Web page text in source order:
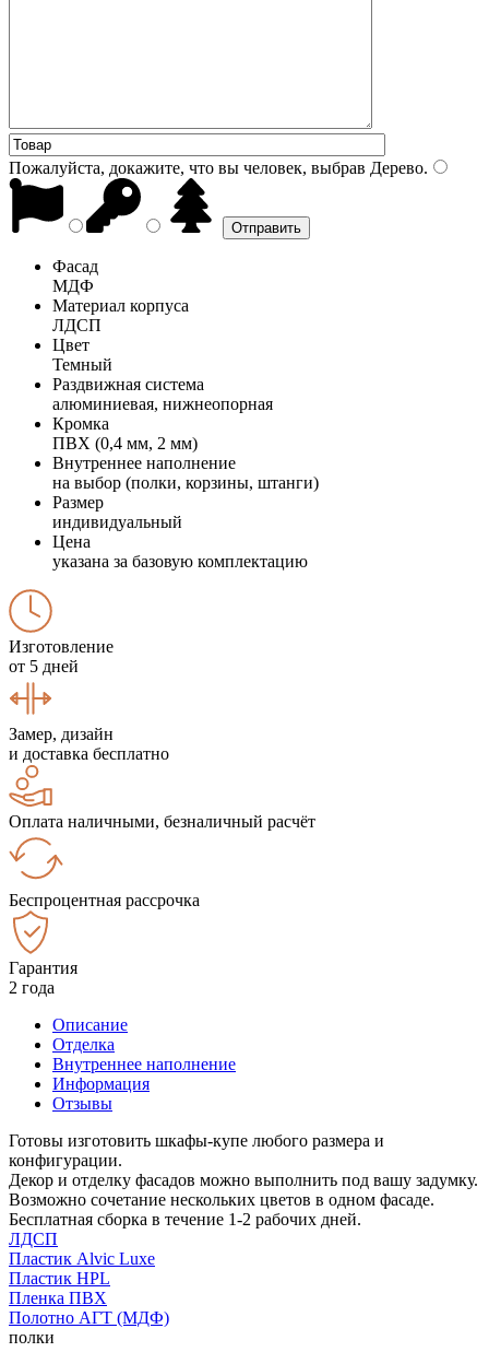
Пожалуйста, докажите, что вы человек, выбрав Дерево.
Фасад
МДФ
Материал корпуса
ЛДСП
Цвет
Темный
Раздвижная система
алюминиевая, нижнеопорная
Кромка
ПВХ (0,4 мм, 2 мм)
Внутреннее наполнение
на выбор (полки, корзины, штанги)
Размер
индивидуальный
Цена
указана за базовую комплектацию
Изготовление
от 5 дней
Замер, дизайн
и доставка бесплатно
Оплата наличными, безналичный расчёт
Беспроцентная рассрочка
Гарантия
2 года
Описание
Отделка
Внутреннее наполнение
Информация
Отзывы
Готовы изготовить шкафы-купе любого размера и
конфигурации.
Декор и отделку фасадов можно выполнить под вашу задумку.
Возможно сочетание нескольких цветов в одном фасаде.
Бесплатная сборка в течение 1-2 рабочих дней.
ЛДСП
Пластик Alvic Luxe
Пластик HPL
Пленка ПВХ
Полотно АГТ (МДФ)
полки